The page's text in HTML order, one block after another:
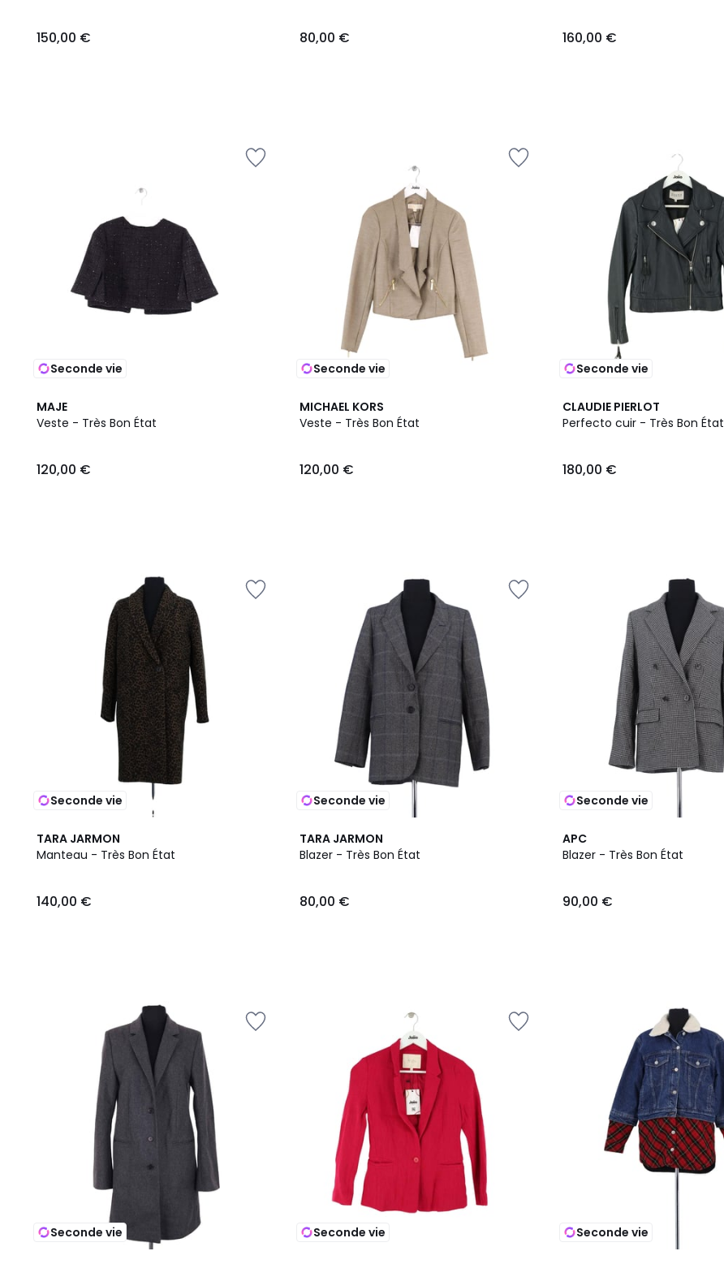
150,00 € 80,00 € 160,00 €
Seconde vie
MAJE
Veste - Très Bon État
120,00 €
Seconde vie
MICHAEL KORS
Veste - Très Bon État
120,00 €
Seconde vie
CLAUDIE PIERLOT
Perfecto cuir - Très Bon État
180,00 €
Seconde vie
TARA JARMON
Manteau - Très Bon État
140,00 €
Seconde vie
TARA JARMON
Blazer - Très Bon État
80,00 €
Seconde vie
APC
Blazer - Très Bon État
90,00 €
Seconde vie Seconde vie Seconde vie